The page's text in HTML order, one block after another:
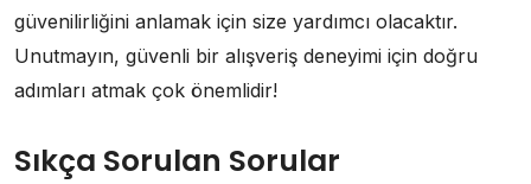
güvenilirliğini anlamak için size yardımcı olacaktır.
Unutmayın, güvenli bir alışveriş deneyimi için doğru
adımları atmak çok önemlidir!
Sıkça Sorulan Sorular